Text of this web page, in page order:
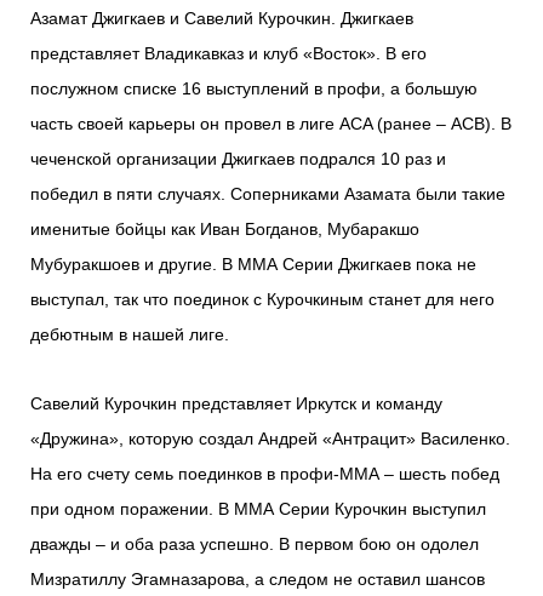
Азамат Джигкаев и Савелий Курочкин. Джигкаев
представляет Владикавказ и клуб «Восток». В его
послужном списке 16 выступлений в профи, а большую
часть своей карьеры он провел в лиге ACA (ранее – ACB). В
чеченской организации Джигкаев подрался 10 раз и
победил в пяти случаях. Соперниками Азамата были такие
именитые бойцы как Иван Богданов, Мубаракшо
Мубуракшоев и другие. В ММА Серии Джигкаев пока не
выступал, так что поединок с Курочкиным станет для него
дебютным в нашей лиге.
Савелий Курочкин представляет Иркутск и команду
«Дружина», которую создал Андрей «Антрацит» Василенко.
На его счету семь поединков в профи-ММА – шесть побед
при одном поражении. В ММА Серии Курочкин выступил
дважды – и оба раза успешно. В первом бою он одолел
Мизратиллу Эгамназарова, а следом не оставил шансов